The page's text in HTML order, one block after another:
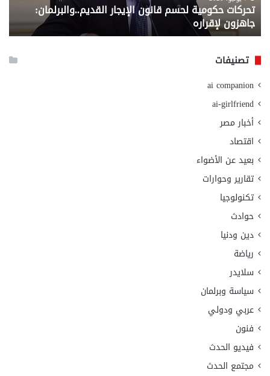
تحركات حكومية لحسم قانون الإيجار القديم..والبرلمان:
جاهزون لإقراره
تصنيفات
ai companion
ai-girlfriend
أخبار مصر
اقتصاد
بعيد عن الأضواء
تقارير وحوارات
تكنولوجيا
حوادث
دين ودنيا
رياضة
سلايدر
سياسة وبرلمان
عربي ودولي
فنون
فيديو الحدث
مجتمع الحدث